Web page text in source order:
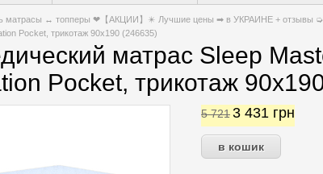
матрасы ↔ топперы ❤【АКЦИИ】✴️ Лучшие цены ➡ в УКРАИНЕ + отзывы
Pocket, трикотаж 90x190 (246635)
матрас Sleep
Pocket, трикотаж
5 7213 431 грн